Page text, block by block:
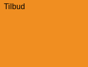
antal
Tilbud